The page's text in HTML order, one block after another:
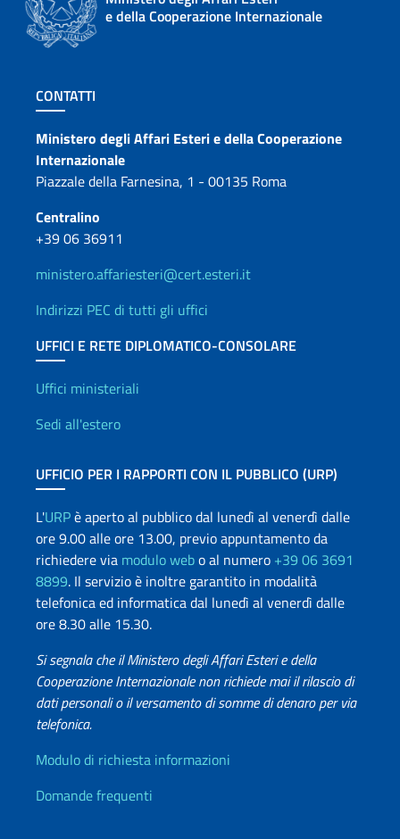
e della Cooperazione Internazionale
Sezione footer
CONTATTI
Contatti
Ministero degli Affari Esteri e della Cooperazione
Internazionale
Piazzale della Farnesina, 1 - 00135 Roma
Centralino
+39 06 36911
ministero.affariesteri@cert.esteri.it
Indirizzi PEC di tutti gli uffici
UFFICI E RETE DIPLOMATICO-CONSOLARE
Uffici e Rete diplomatica
Uffici ministeriali
Sedi all'estero
UFFICIO PER I RAPPORTI CON IL PUBBLICO (URP)
L'URPè aperto al pubblico dal lunedì al venerdì dalle
ore 9.00 alle ore 13.00, previo appuntamento da
richiedere via modulo webo al numero +39 06 3691
8899. Il servizio è inoltre garantito in modalità
telefonica ed informatica dal lunedì al venerdì dalle
ore 8.30 alle 15.30.
Si segnala che il Ministero degli Affari Esteri e della
Cooperazione Internazionale non richiede mai il rilascio di
dati personali o il versamento di somme di denaro per via
telefonica.
Info utili
Modulo di richiesta informazioni
Domande frequenti